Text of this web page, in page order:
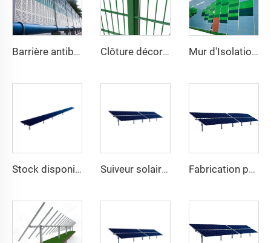
Barrière antibruit à persiennes Clôture décorative en treillis métallique soudé haute sécurité, revêtement en vinyle vert, double fil 868, maille 2D pour jardin Mur d'Isolation Acoustique Lourd pour Chantiers Extérieurs Temporaire de Réduction du Bruit
Stock disponible du fabricant système de montage de suivi de panneau solaire lourd à un axe structure en acier avec service de découpe Suiveur solaire à un axe de haute qualité montage facile module plat double verre système solaire 10kW excellent rapport qualité-prix en acier Fabrication professionnelle nouvelle tendance kit de suiveur solaire 1MW à un axe lourd en acier système de suivi solaire uniaxial découpe sur mesure